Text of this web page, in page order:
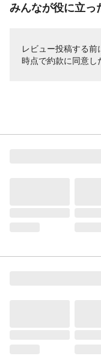
みんなが役に立っ
レビュー投稿する前
時点で約款に同意し